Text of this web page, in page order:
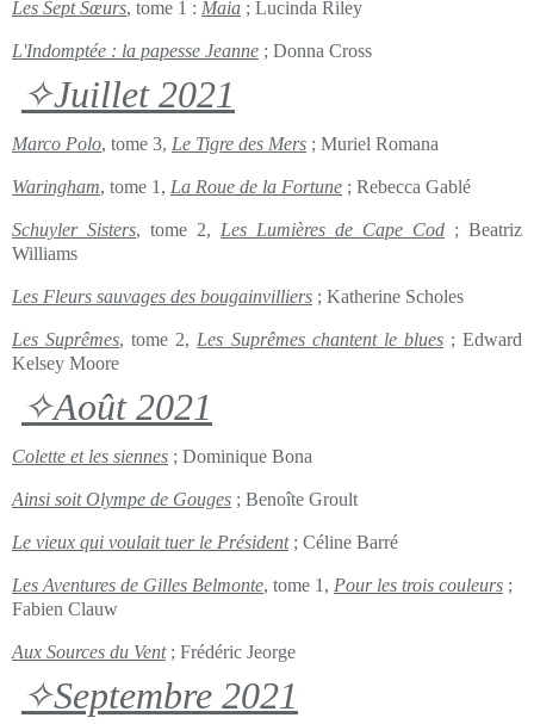
Les Sept Sœurs, tome 1 : Maia ; Lucinda Riley
L'Indomptée : la papesse Jeanne ; Donna Cross
✧Juillet 2021
Marco Polo, tome 3, Le Tigre des Mers ; Muriel Romana
Waringham, tome 1, La Roue de la Fortune ; Rebecca Gablé
Schuyler Sisters, tome 2, Les Lumières de Cape Cod ; Beatriz
Williams
Les Fleurs sauvages des bougainvilliers ; Katherine Scholes
Les Suprêmes, tome 2, Les Suprêmes chantent le blues; Edward
Kelsey Moore
✧Août 2021
Colette et les siennes ; Dominique Bona
Ainsi soit Olympe de Gouges ; Benoîte Groult
Le vieux qui voulait tuer le Président; Céline Barré
Les Aventures de Gilles Belmonte, tome 1, Pour les trois couleurs ;
Fabien Clauw
Aux Sources du Vent; Frédéric Jeorge
✧Septembre 2021